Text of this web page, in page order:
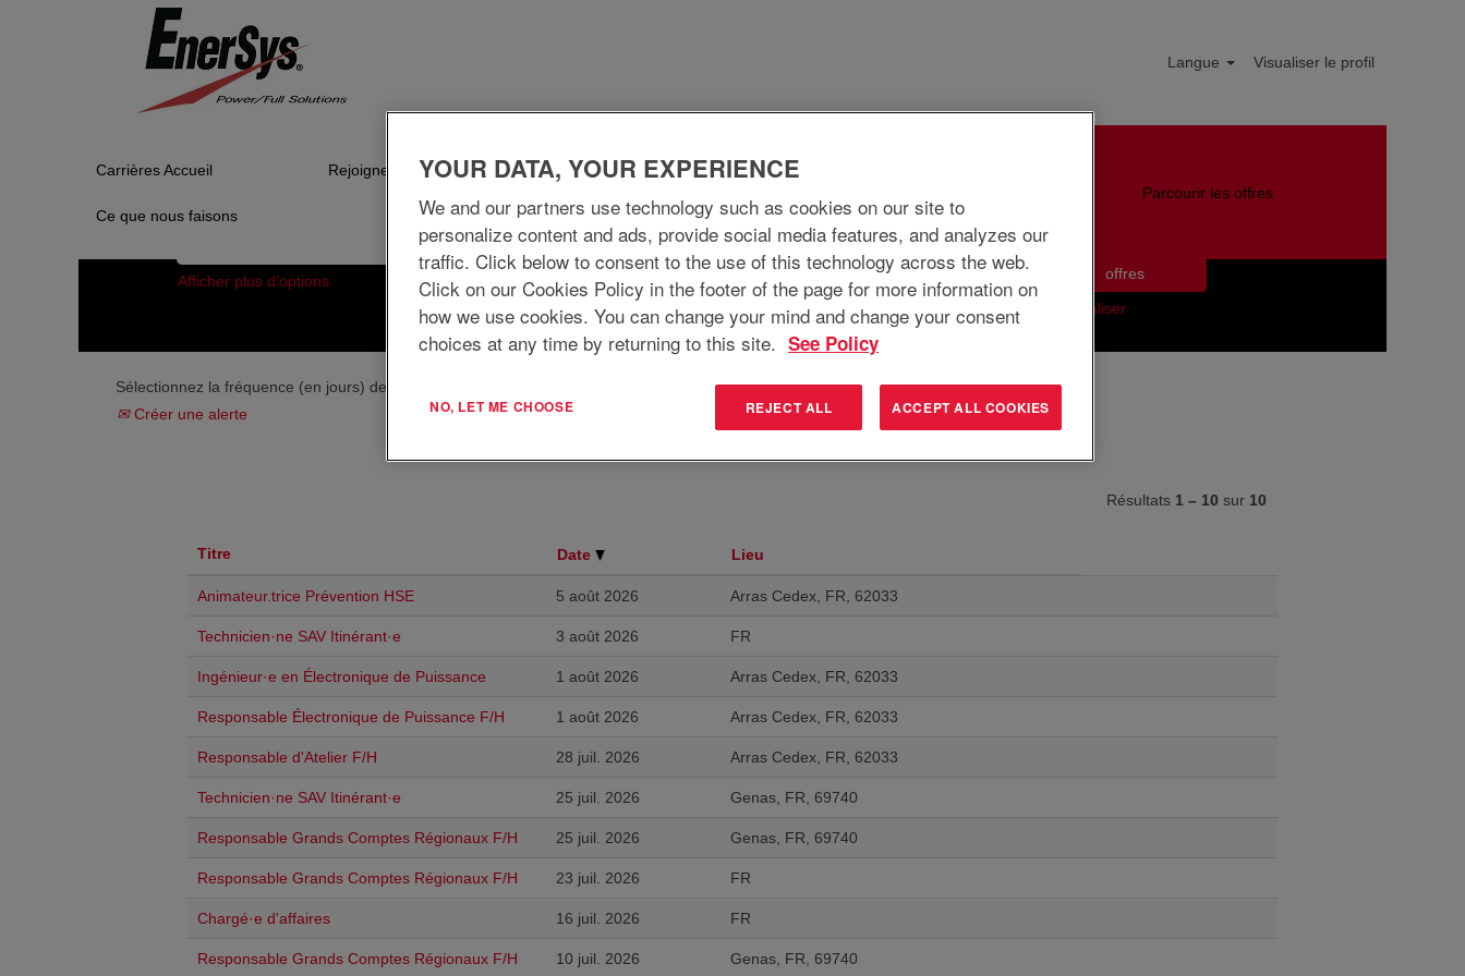
Langue Visualiser le profil
Carrières Accueil Rejoignez notre équipe Qui nous sommes
Ce que nous faisons
Parcourir les offres
Résultats de la recherche pour
Il n’y a actuellement aucun poste vacant correspondant à «
».
Rechercher par mot-clé Rechercher par lieu
Afficher plus d’options
Réinitialiser
Sélectionnez la fréquence (en jours) de réception d’une alerte :
Créer une alerte
Résultats 1 – 10 sur 10
Titre Date Lieu
Animateur.trice Prévention HSE 5 août 2026 Arras Cedex, FR, 62033
Technicien·ne SAV Itinérant·e 3 août 2026 FR
Ingénieur·e en Électronique de Puissance 1 août 2026 Arras Cedex, FR, 62033
Responsable Électronique de Puissance F/H 1 août 2026 Arras Cedex, FR, 62033
Responsable d'Atelier F/H 28 juil. 2026 Arras Cedex, FR, 62033
Technicien·ne SAV Itinérant·e 25 juil. 2026 Genas, FR, 69740
Responsable Grands Comptes Régionaux F/H 25 juil. 2026 Genas, FR, 69740
Responsable Grands Comptes Régionaux F/H 23 juil. 2026 FR
Chargé·e d'affaires 16 juil. 2026 FR
Responsable Grands Comptes Régionaux F/H 10 juil. 2026 Genas, FR, 69740
YOUR DATA, YOUR EXPERIENCE
We and our partners use technology such as cookies on our site to
personalize content and ads, provide social media features, and analyzes our
traffic. Click below to consent to the use of this technology across the web.
Click on our Cookies Policy in the footer of the page for more information on
how we use cookies. You can change your mind and change your consent
choices at any time by returning to this site. See Policy
NO, LET ME CHOOSE REJECT ALL ACCEPT ALL COOKIES